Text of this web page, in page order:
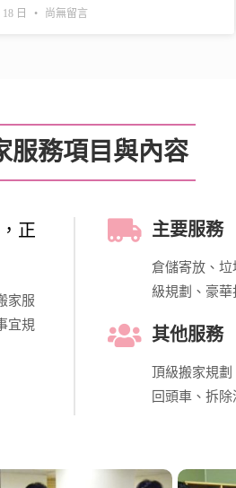
日 尚無留言
服務項目與內容
正
家服
宜規
主要服務
倉儲寄放、
級規劃、豪
其他服務
頂級搬家規
回頭車、拆